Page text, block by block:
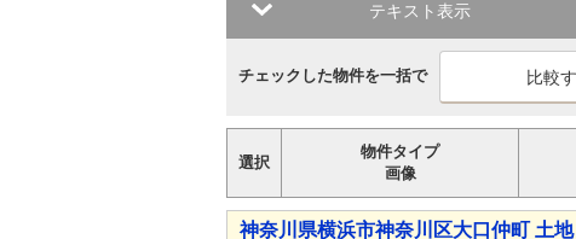
テキスト表示
チェックした物件を一括で
選択
物件タイプ
画像
神奈川県横浜市神奈川区大口仲町 土地